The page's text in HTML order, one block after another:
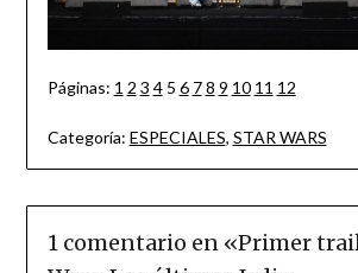
Páginas: 1 2 3 4 5 6 7 8 9 10 11 12
Categoría: ESPECIALES, STAR WARS
1 comentario en «Primer